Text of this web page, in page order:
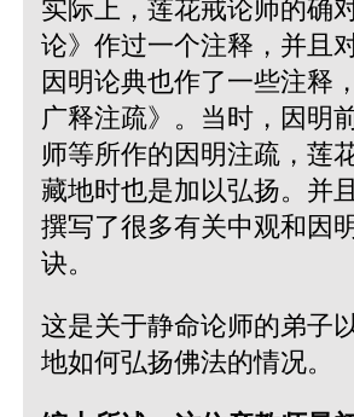
实际上，莲花戒论师的确
论》作过一个注释，并且
因明论典也作了一些注释
广释注疏》。当时，因明
师等所作的因明注疏，莲
藏地时也是加以弘扬。并
撰写了很多有关中观和因
诀。
这是关于静命论师的弟子
地如何弘扬佛法的情况。